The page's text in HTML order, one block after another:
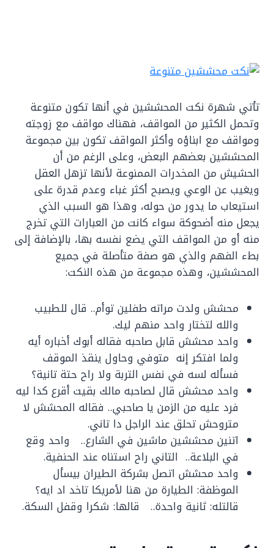
تأتي شهرة نكت المحششين في أنها تكون متنوعة
وتحمل الكثير من المواقف، فهناك مواقف مع زوجته
ومواقف مع ابناؤه وأكثر المواقف تكون بين مجموعة
المحششين بعضهم البعض، وعلى الرغم من أن
الحشيش من المخدرات الممنوعة لأنها تزهل العقل
ويغيب عن الوعي ويصبح أكثر غباء وعدم قدرة على
استيعاب ما يدور من حوله، وهذا هو السبب الذي
يجعل منه أضحوكة سواء كانت من العبارات التي تخرج
منه أو من المواقف التي يضع نفسه بها، بالإضافة إلى
بطء الفهم والذي هو صفة متأصلة في جميع
المحششين، وهذه مجموعة من هذه النكت:
محشش ولدت مراته طفلين توأم.. قال للطبيب
والله لتختار واحد منهم ليك.
واحد محشش قابل صاحبه فقاله أبوك أخباره أيه
ولما افتكر إنه متوفي وحاول ينقذ الموقف
فسأله لسه في نفس التربة ولا راح حتة تانية؟
واحد محشش قال لصاحبه مالك بقيت أقرع كدا ليه
فرد عليه من الزمن يا صاحبي.. فقاله المحشش لا
متروحش تحلق عند الراجل دا تاني.
اتنين محششين ماشين في الشارع.. واحد وقع
في البلاعة.. التاني راح استناه عند الحنفية.
واحد محشش اتصل بشركة الطيران بيسأل
الموظفة: الطيارة من هنا لأمريكا تاخد اد ايه؟
قالتله: ثانية واحدة.. قالها: شكرا وقفل السكة.